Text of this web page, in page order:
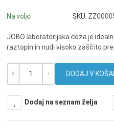
Na voljo SKU:
JOBO laboratorijska doza je
raztopin in nudi visoko zaščito
Dodaj na seznam želja